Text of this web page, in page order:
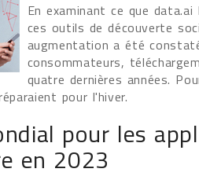
En examinant ce que
ces outils de découverte
augmentation a été
consommateurs,
quatre dernières années.
pour l'hiver.
pour les
en 2023